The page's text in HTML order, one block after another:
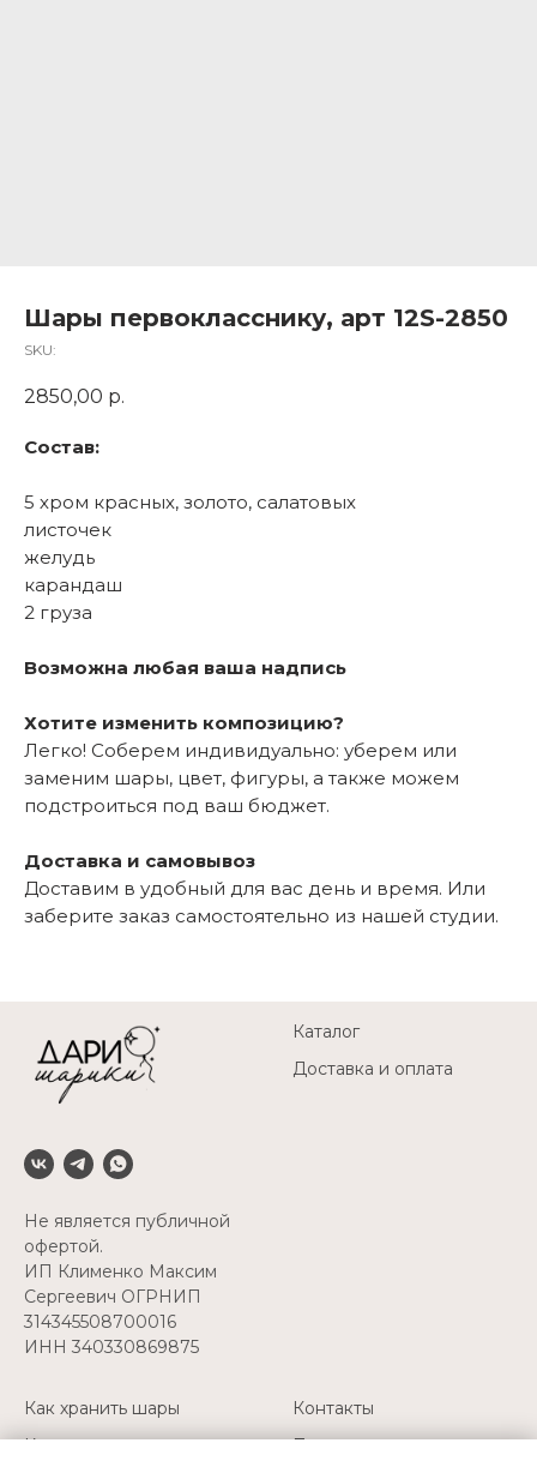
Шары первокласснику, арт 12S-2850
SKU:
2850,00 р.
Состав:
5 хром красных, золото, салатовых
листочек
желудь
карандаш
2 груза
Возможна любая ваша надпись
Хотите изменить композицию?
Легко! Соберем индивидуально: уберем или
заменим шары, цвет, фигуры, а также можем
подстроиться под ваш бюджет.
Доставка и самовывоз
Доставим в удобный для вас день и время. Или
заберите заказ самостоятельно из нашей студии.
Не является публичной
офертой.
ИП Клименко Максим
Сергеевич ОГРНИП
314345508700016
ИНН 340330869875
Каталог
Доставка и оплата
Как хранить шары
Как перевозить шары
Контакты
Политика